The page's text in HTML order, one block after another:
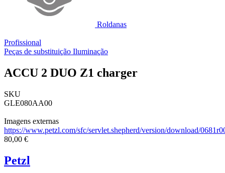
Roldanas
Profissional
Peças de substituição Iluminação
ACCU 2 DUO Z1 charger
SKU
GLE080AA00
Imagens externas
https://www.petzl.com/sfc/servlet.shepherd/version/download/
80,00 €
Petzl